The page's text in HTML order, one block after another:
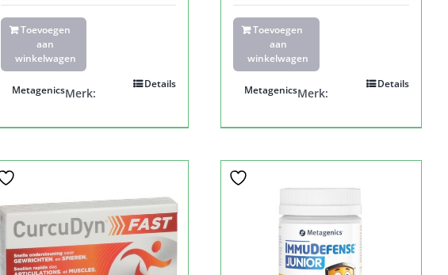
Toevoegen
aan
winkelwagen
Details
Merk:
Metagenics
Toevoegen
aan
winkelwagen
Details
Merk:
Metagenics